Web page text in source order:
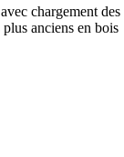
chargement des
anciens en bois